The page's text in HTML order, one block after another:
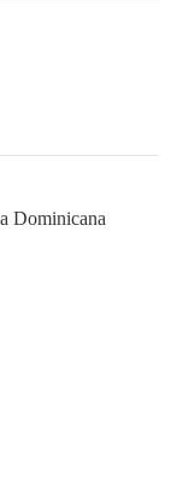
Dominicana